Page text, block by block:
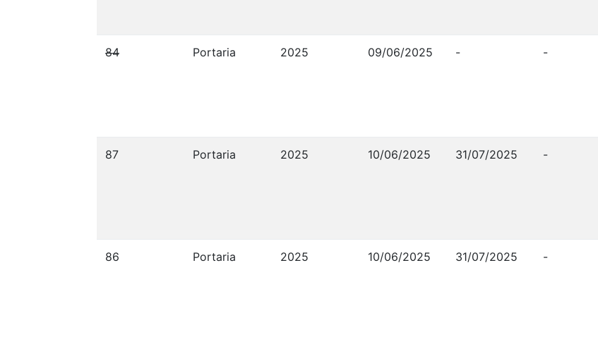
84 Portaria 2025 09/06/2025 - -
87 Portaria 2025 10/06/2025 31/07/2025 -
86 Portaria 2025 10/06/2025 31/07/2025 -